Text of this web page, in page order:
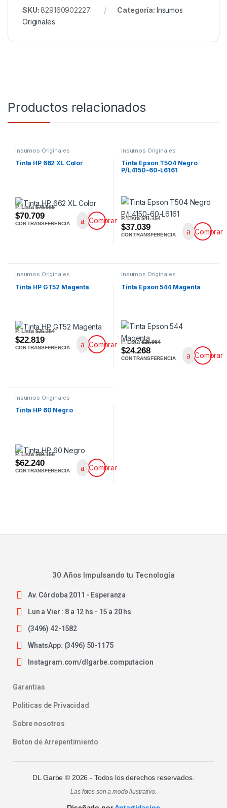
SKU:829160902227 Categoría: Insumos
Originales
Productos relacionados
Insumos Originales
Tinta HP 662 XL Color
P. Lista$78.565
$70.709
CON TRANSFERENCIA Comprar
Insumos Originales
Tinta Epson T504 Negro
P/L4150-60-L6161
P. Lista$41.154
$37.039
CON TRANSFERENCIA Comprar
Insumos Originales
Tinta HP GT52 Magenta
P. Lista$25.354
$22.819
CON TRANSFERENCIA Comprar
Insumos Originales
Tinta Epson 544 Magenta
P. Lista$26.964
$24.268
CON TRANSFERENCIA Comprar
Insumos Originales
Tinta HP 60 Negro
P. Lista$69.156
$62.240
CON TRANSFERENCIA Comprar
30 Años Impulsando tu Tecnología
Av. Córdoba 2011 - Esperanza
Lun a Vier : 8 a 12 hs - 15 a 20 hs
(3496) 42-1582
WhatsApp: (3496) 50-1175
Instagram.com/dlgarbe.computacion
Garantias
Politicas de Privacidad
Sobre nosotros
Boton de Arrepentimiento
DL Garbe © 2026 - Todos los derechos reservados.
Las fotos son a modo ilustrativo.